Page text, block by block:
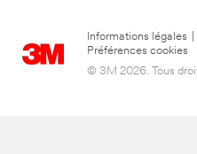
Informations légales
Préférences cookies
© 3M 2026. Tous